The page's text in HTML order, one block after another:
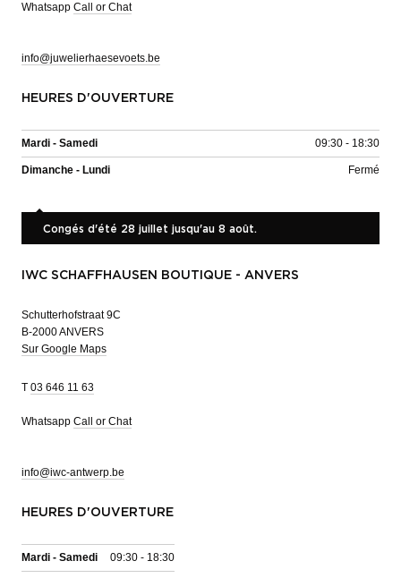
Whatsapp Call or Chat
info@juwelierhaesevoets.be
HEURES D'OUVERTURE
Mardi - Samedi 09:30 - 18:30
Dimanche - Lundi Fermé
Congés d'été 28 juillet jusqu'au 8 août.
IWC SCHAFFHAUSEN BOUTIQUE - ANVERS
Schutterhofstraat 9C
B-2000 ANVERS
Sur Google Maps
T 03 646 11 63
Whatsapp Call or Chat
info@iwc-antwerp.be
HEURES D'OUVERTURE
Mardi - Samedi 09:30 - 18:30